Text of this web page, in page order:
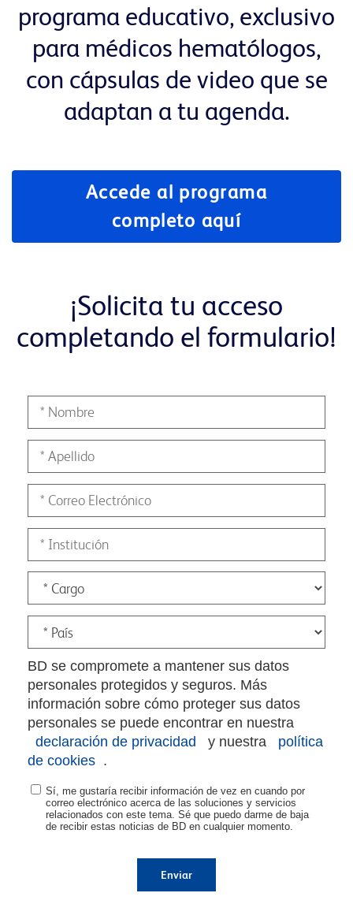
programa educativo, exclusivo
para médicos hematólogos,
con cápsulas de video que se
adaptan a tu agenda.
Accede al programa
completo aquí
¡Solicita tu acceso
completando el formulario!
BD se compromete a mantener sus datos
personales protegidos y seguros. Más
información sobre cómo proteger sus datos
personales se puede encontrar en nuestra
declaración de privacidad
y nuestra
política
de cookies .
Sí, me gustaría recibir información de vez en cuando por
correo electrónico acerca de las soluciones y servicios
relacionados con este tema. Sé que puedo darme de baja
de recibir estas noticias de BD en cualquier momento.
Enviar